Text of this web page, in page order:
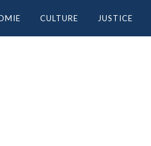
CULTURE JUSTICE